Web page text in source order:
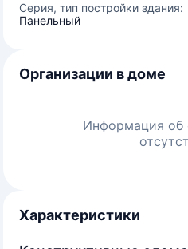
Серия, тип постройки здания:
Панельный
Организации в доме
Информация об
Характеристики